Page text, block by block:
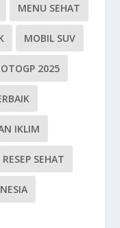
MENU SEHAT
MOBIL SUV
2025
IKLIM
RESEP SEHAT